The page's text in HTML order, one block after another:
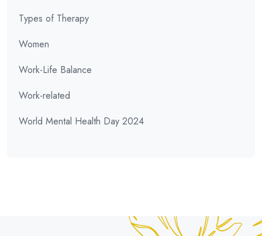
Types of Therapy
Women
Work-Life Balance
Work-related
World Mental Health Day 2024